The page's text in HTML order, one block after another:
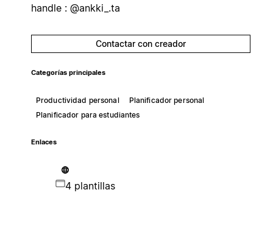
handle : @ankki_.ta
Contactar con creador
Categorías principales
Productividad personal
Planificador personal
Planificador para estudiantes
Enlaces
4 plantillas